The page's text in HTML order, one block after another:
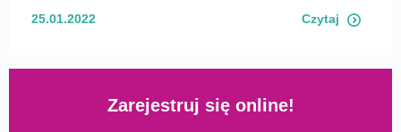
25.01.2022 Czytaj
Zarejestruj się online!